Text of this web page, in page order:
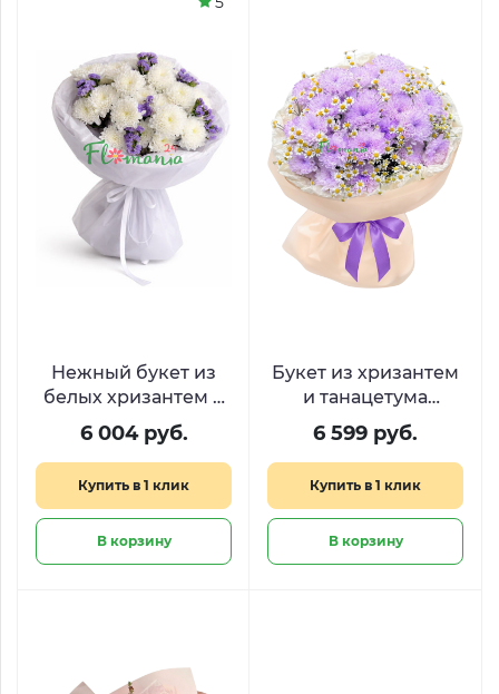
Нежный букет из
белых хризантем и
сиреневой статицы
6 004 руб.
Купить в 1 клик
В корзину
Букет из хризантем
и танацетума
«Лавандовое
облако»
6 599 руб.
Купить в 1 клик
В корзину